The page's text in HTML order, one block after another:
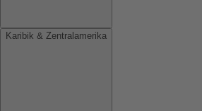
Karibik & Zentralamerika